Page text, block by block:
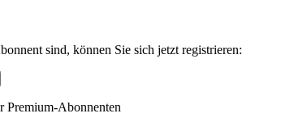
sind, können Sie sich jetzt registrieren:
Premium-Abonnenten